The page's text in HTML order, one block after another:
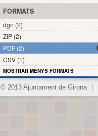
FORMATS
dgn (2)
ZIP (2)
PDF (2)
CSV (1)
MOSTRAR MENYS FORMATS
© 2013 Ajuntament de Girona